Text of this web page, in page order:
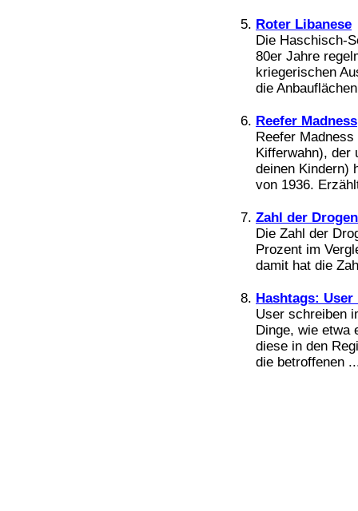
Roter Libanese
Die Haschisch-
80er Jahre
kriegerischen
die
Reefer Madness
Reefer
Kifferwahn), der
deinen Kindern)
von 1936.
Zahl der
Die Zahl der
Prozent im
damit hat die
Hashtags:
User schreiben
Dinge, wie etwa
diese in den
die betroffenen